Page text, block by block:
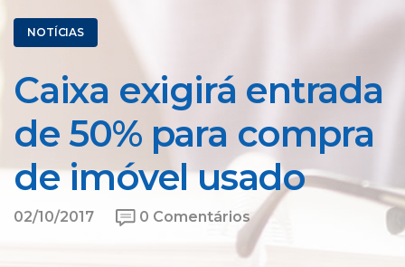
NOTÍCIAS
Caixa exigirá entrada
de 50% para compra
de imóvel usado
02/10/2017 0 Comentários